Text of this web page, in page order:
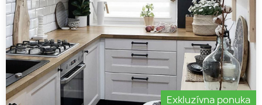
Exkluzívna ponuka